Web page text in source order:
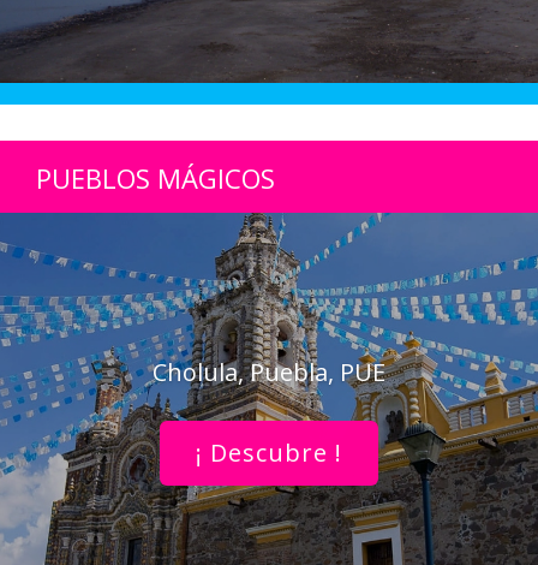
PUEBLOS MÁGICOS
Cholula, Puebla, PUE
¡ Descubre !